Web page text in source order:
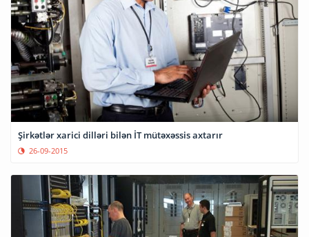
Şirkətlər xarici dilləri bilən İT mütəxəssis axtarır
26-09-2015